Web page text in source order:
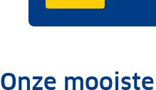
.Onze